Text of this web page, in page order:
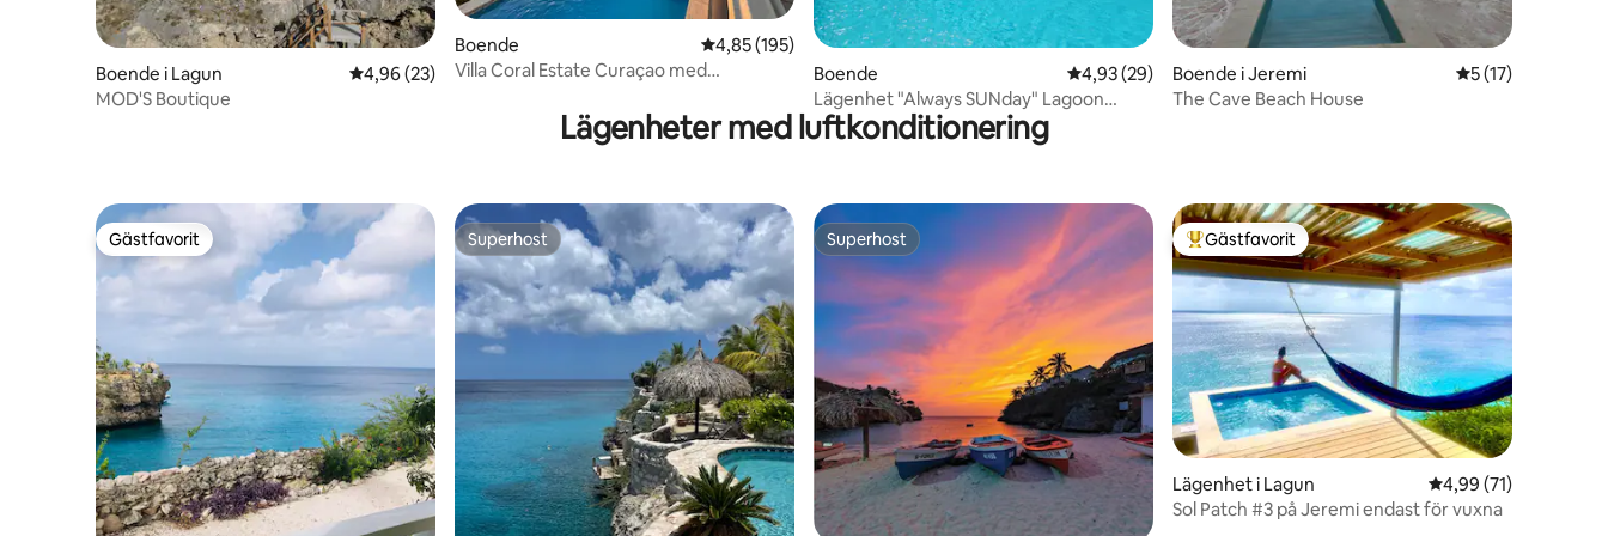
Boende i Lagun 4,96 av 5 i genomsnittligt betyg, 23 omdömen
4,96 (23)
MOD'S Boutique
Boende 4,85 av 5 i genomsnittligt betyg, 195 omdömen
4,85 (195)
Villa Coral Estate Curaçao med
Boende 4,93 av 5 i genomsnittligt betyg, 29 omdömen
4,93 (29)
Lägenhet "Always SUNday" Lagoon
Ocean Resort
Boende i Jeremi 5 av 5 i
5 (17)
The Cave Beach House
Lägenheter med luftkonditionering
Gästfavorit
Gästfavorit Superhost
Superhost Superhost
Superhost Populär gästfavorit
Gästfavorit
Lägenhet i Lagun 4,99 av 5 i
4,99 (71)
Sol Patch #3 på Jeremi endast för vuxna